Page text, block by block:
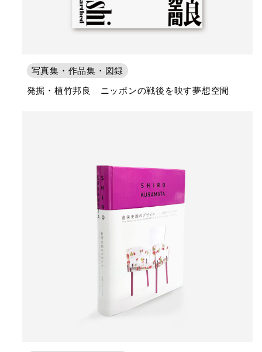
写真集・作品集・図録
発掘・植竹邦良 ニッポンの戦後を映す夢想空間